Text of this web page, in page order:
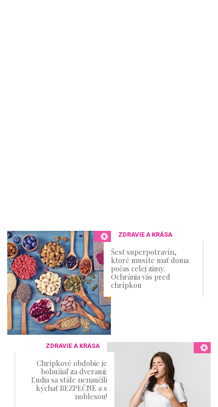
ZDRAVIE A KRÁSA
Šesť superpotravín,
ktoré musíte mať doma
počas celej zimy.
Ochránia vás pred
chrípkou
ZDRAVIE A KRÁSA
Chrípkové obdobie je
bohužiaľ za dverami:
Ľudia sa stále nenaučili
kýchať BEZPEČNE a s
noblesou!